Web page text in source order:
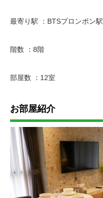
最寄り駅 ：BTSプロンポン駅
階数 ：8階
部屋数 ：12室
お部屋紹介